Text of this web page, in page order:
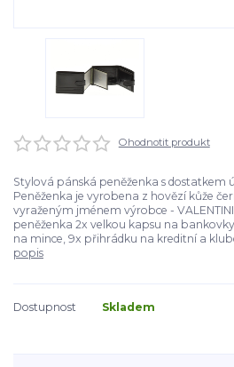
Ohodnotit produkt
Stylová pánská peněženka s dostatkem
Peněženka je vyrobena z hovězí kůže
vyraženým jménem výrobce -
peněženka 2x velkou kapsu na
na mince, 9x přihrádku na kreditní a
popis
Dostupnost Skladem